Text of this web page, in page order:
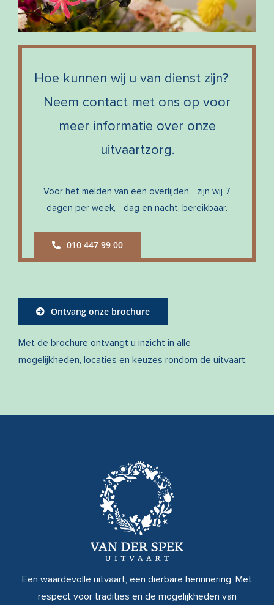
Hoe kunnen wij u van dienst zijn?
Neem contact met ons op voor
meer informatie over onze
uitvaartzorg.
Voor het melden van een overlijden zijn wij 7
dagen per week, dag en nacht, bereikbaar.
010 447 99 00
Ontvang onze brochure
Met de brochure ontvangt u inzicht in alle
mogelijkheden, locaties en keuzes rondom de uitvaart.
Een waardevolle uitvaart, een dierbare herinnering. Met
respect voor tradities en de mogelijkheden van